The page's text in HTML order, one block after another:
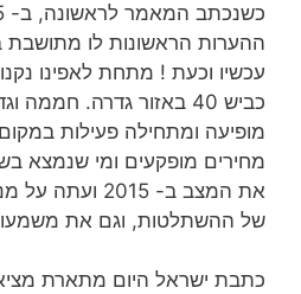
ההערות הראשונות לו מתושבת
עכשיו וכעת ! מתחת לאפינו
כביש 40 באזור גדרה.
מופיעה ומתחילה פעילות
מחירים מופקעים ומי שנמצא
את המצב ב-
של ההשתלטות, וגם את
כתבת ישראל היום מתארת